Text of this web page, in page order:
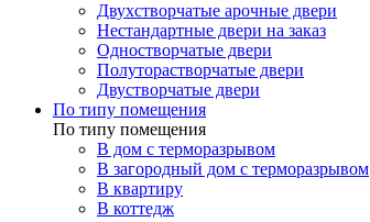
Двухстворчатые арочные двери
Нестандартные двери на заказ
Одностворчатые двери
Полуторастворчатые двери
Двустворчатые двери
По типу помещения
По типу помещения
В дом с терморазрывом
В загородный дом с терморазрывом
В квартиру
В коттедж